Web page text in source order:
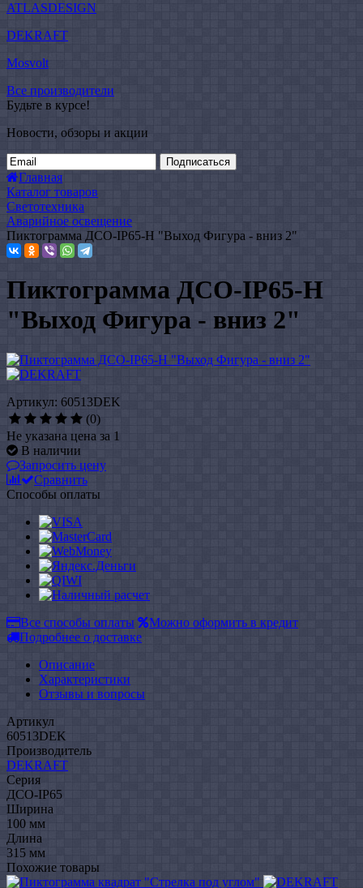
ATLASDESIGN
DEKRAFT
Mosvolt
Все производители
Будьте в курсе!
Новости, обзоры и акции
Подписаться
Главная
Каталог товаров
Светотехника
Аварийное освещение
Пиктограмма ДСО-IP65-Н "Выход Фигура - вниз 2"
Пиктограмма ДСО-IP65-Н
"Выход Фигура - вниз 2"
Артикул: 60513DEK
(0)
Не указана цена за 1
В наличии
Запросить цену
Сравнить
Способы оплаты
Все способы оплаты
Можно оформить в кредит
Подробнее о доставке
Описание
Характеристики
Отзывы и вопросы
Артикул
60513DEK
Производитель
DEKRAFT
Серия
ДСО-IP65
Ширина
100 мм
Длина
315 мм
Похожие товары